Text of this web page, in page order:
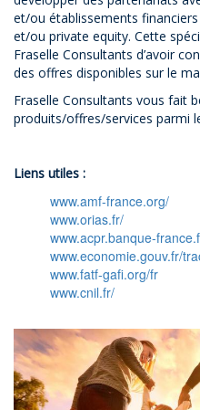
et/ou établissements
et/ou private equity. Cette
Fraselle Consultants d’avoir
des offres disponibles sur le
Fraselle Consultants vous fait
produits/offres/services parmi
Liens utiles :
www.amf-france.org/
www.orias.fr/
www.acpr.banque-
www.economie.gouv.fr/
www.fatf-gafi.org/fr
www.cnil.fr/